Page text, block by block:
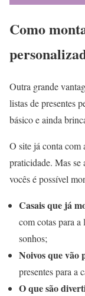
Como
Outra grande
listas de presentes
básico e ainda
O site já conta com
praticidade. Mas se
vocês é possível
Casais que já
com cotas para
sonhos;
Noivos que vão
presentes para a
O que são